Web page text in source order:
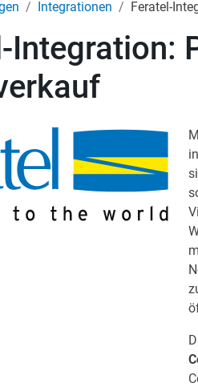
Integrationen Feratel-
Integration: